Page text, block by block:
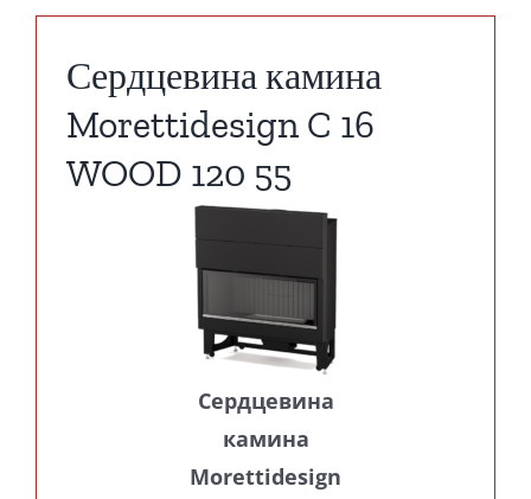
Сердцевина камина
Morettidesign C 16
WOOD 120 55
Сердцевина
камина
Morettidesign